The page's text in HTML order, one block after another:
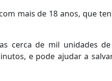
mais de 18 anos, que
cerca de mil
e pode ajudar a